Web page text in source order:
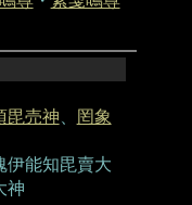
毘売神
罔象
伊能知毘賣大
神